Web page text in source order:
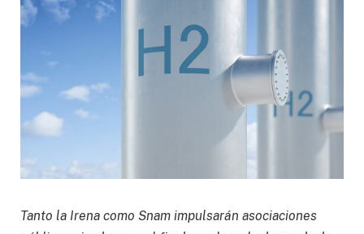
Tanto la Irena como Snam impulsarán asociaciones